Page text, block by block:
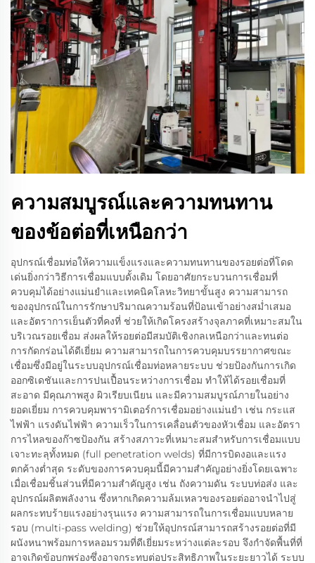
ความสมบูรณ์และความทนทาน
ของข้อต่อที่เหนือกว่า
อุปกรณ์เชื่อมท่อให้ความแข็งแรงและความทนทานของรอยต่อที่โดด
เด่นยิ่งกว่าวิธีการเชื่อมแบบดั้งเดิม โดยอาศัยกระบวนการเชื่อมที่
ควบคุมได้อย่างแม่นยำและเทคนิคโลหะวิทยาขั้นสูง ความสามารถ
ของอุปกรณ์ในการรักษาปริมาณความร้อนที่ป้อนเข้าอย่างสม่ำเสมอ
และอัตราการเย็นตัวที่คงที่ ช่วยให้เกิดโครงสร้างจุลภาคที่เหมาะสมใน
บริเวณรอยเชื่อม ส่งผลให้รอยต่อมีสมบัติเชิงกลเหนือกว่าและทนต่อ
การกัดกร่อนได้ดีเยี่ยม ความสามารถในการควบคุมบรรยากาศขณะ
เชื่อมซึ่งมีอยู่ในระบบอุปกรณ์เชื่อมท่อหลายระบบ ช่วยป้องกันการเกิด
ออกซิเดชันและการปนเปื้อนระหว่างการเชื่อม ทำให้ได้รอยเชื่อมที่
สะอาด มีคุณภาพสูง ผิวเรียบเนียน และมีความสมบูรณ์ภายในอย่าง
ยอดเยี่ยม การควบคุมพารามิเตอร์การเชื่อมอย่างแม่นยำ เช่น กระแส
ไฟฟ้า แรงดันไฟฟ้า ความเร็วในการเคลื่อนตัวของหัวเชื่อม และอัตรา
การไหลของก๊าซป้องกัน สร้างสภาวะที่เหมาะสมสำหรับการเชื่อมแบบ
เจาะทะลุทั้งหมด (full penetration welds) ที่มีการบิดงอและแรง
ตกค้างต่ำสุด ระดับของการควบคุมนี้มีความสำคัญอย่างยิ่งโดยเฉพาะ
เมื่อเชื่อมชิ้นส่วนที่มีความสำคัญสูง เช่น ถังความดัน ระบบท่อส่ง และ
อุปกรณ์ผลิตพลังงาน ซึ่งหากเกิดความล้มเหลวของรอยต่ออาจนำไปสู่
ผลกระทบร้ายแรงอย่างรุนแรง ความสามารถในการเชื่อมแบบหลาย
รอบ (multi-pass welding) ช่วยให้อุปกรณ์สามารถสร้างรอยต่อที่มี
ผนังหนาพร้อมการหลอมรวมที่ดีเยี่ยมระหว่างแต่ละรอบ จึงกำจัดพื้นที่ที่
อาจเกิดข้อบกพร่องซึ่งอาจกระทบต่อประสิทธิภาพในระยะยาวได้ ระบบ